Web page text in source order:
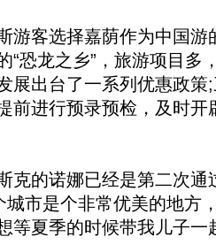
游客选择嘉荫作为中国
“恐龙之乡”，旅游项目多
展出台了一系列优惠政
前进行预录预检，及时
克的诺娜已经是第二次通
城市是个非常优美的地方
等夏季的时候带我儿子一